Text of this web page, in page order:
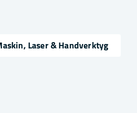
Laser & Handverktyg